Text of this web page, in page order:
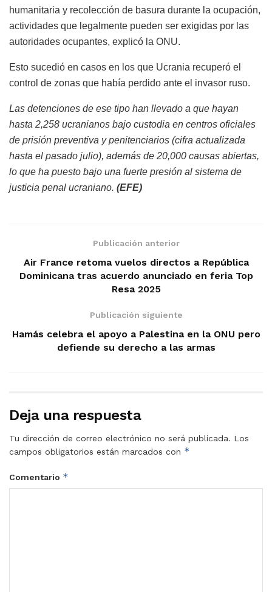
humanitaria y recolección de basura durante la ocupación,
actividades que legalmente pueden ser exigidas por las
autoridades ocupantes, explicó la ONU.
Esto sucedió en casos en los que Ucrania recuperó el
control de zonas que había perdido ante el invasor ruso.
Las detenciones de ese tipo han llevado a que hayan
hasta 2,258 ucranianos bajo custodia en centros oficiales
de prisión preventiva y penitenciarios (cifra actualizada
hasta el pasado julio), además de 20,000 causas abiertas,
lo que ha puesto bajo una fuerte presión al sistema de
justicia penal ucraniano. (EFE)
Publicación anterior
Air France retoma vuelos directos a República
Dominicana tras acuerdo anunciado en feria Top
Resa 2025
Publicación siguiente
Hamás celebra el apoyo a Palestina en la ONU pero
defiende su derecho a las armas
Deja una respuesta
Tu dirección de correo electrónico no será publicada. Los
campos obligatorios están marcados con *
Comentario *